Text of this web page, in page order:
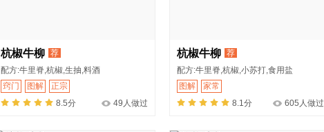
杭椒牛柳 荐
配方:牛里脊,杭椒,生抽,料酒
窍门
图解
正宗
8.5分
49人做过
杭椒牛柳 荐
配方:牛里脊,杭椒,小苏打,食用盐
图解
家常
8.1分
605人做过